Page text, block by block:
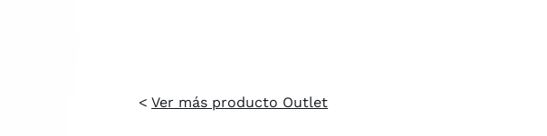
<Ver más producto Outlet